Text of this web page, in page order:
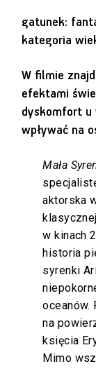
gatunek:
kategoria
W filmie
efektami
dyskomfort u
wpływać na
Mała
aktorska
w kinach
historia
syrenki
oceanów.
na
księcia
Mimo